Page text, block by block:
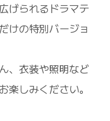
げられるドラマテ
けの特別バージョ
、衣装や照明など
楽しみください。